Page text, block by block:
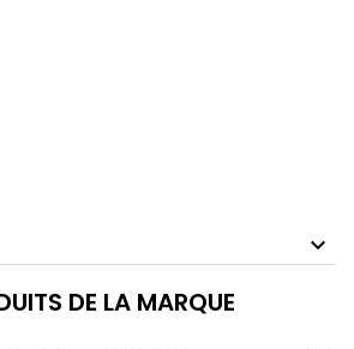
DE LA MARQUE